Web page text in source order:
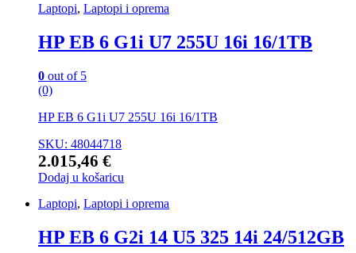
Laptopi, Laptopi i oprema
HP EB 6 G1i U7 255U 16i 16/1TB
0 out of 5
(0)
HP EB 6 G1i U7 255U 16i 16/1TB
SKU: 48044718
2.015,46 €
Dodaj u košaricu
Laptopi, Laptopi i oprema
HP EB 6 G2i 14 U5 325 14i 24/512GB